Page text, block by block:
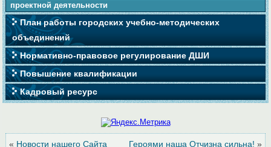
проектной деятельности
План работы городских учебно-методических
объединений
Нормативно-правовое регулирование ДШИ
Повышение квалификации
Кадровый ресурс
« Новости нашего Сайта Героями наша Отчизна сильна! »